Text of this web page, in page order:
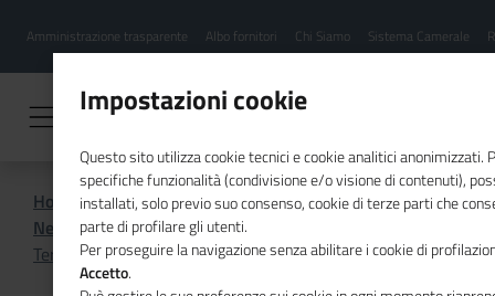
contenuto
Menu
hamburgher
Amministrazione trasparente Albo fornitori Chi Siamo Sistema Camerale
Home CSR
Comunicazione
News di CSR
Territori in transizione: comunità, imprese, istituzioni
Impostazioni cookie
Questo sito utilizza cookie tecnici e cookie analitici anonimizzati.
specifiche funzionalità (condivisione e/o visione di contenuti),
installati, solo previo suo consenso, cookie di terze parti che
parte di profilare gli utenti.
Per proseguire la navigazione senza abilitare i cookie di
Accetto.